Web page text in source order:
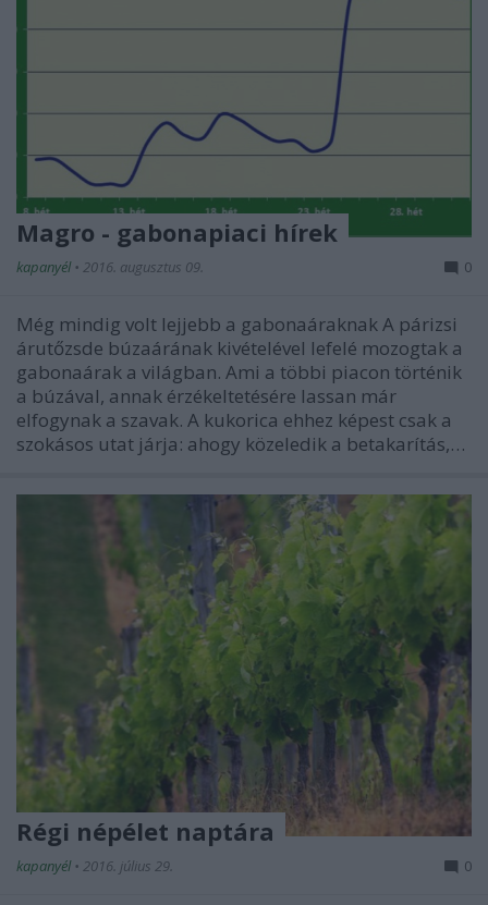
Magro - gabonapiaci hírek
kapanyél • 2016. augusztus 09. 0
Még mindig volt lejjebb a gabonaáraknak A párizsi
árutőzsde búzaárának kivételével lefelé mozogtak a
gabonaárak a világban. Ami a többi piacon történik
a búzával, annak érzékeltetésére lassan már
elfogynak a szavak. A kukorica ehhez képest csak a
szokásos utat járja: ahogy közeledik a betakarítás,…
Régi népélet naptára
kapanyél • 2016. július 29. 0